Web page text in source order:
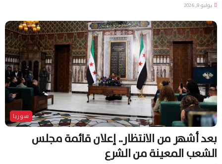
يوليو 9, 2026
سوريا
بعد أشهر من الانتظار.. إعلان قائمة مجلس
الشعب المعينة من الشرع